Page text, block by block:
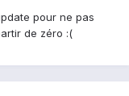
pour ne pas
de zéro :(